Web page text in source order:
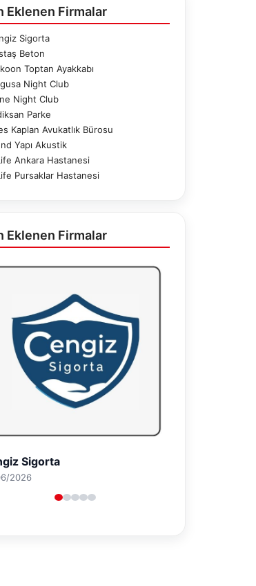
Eklenen Firmalar
Sigorta
Beton
Toptan Ayakkabı
Night Club
Night Club
Parke
Kaplan Avukatlık Bürosu
Yapı Akustik
Ankara Hastanesi
Pursaklar Hastanesi
Eklenen Firmalar
Beton
2026